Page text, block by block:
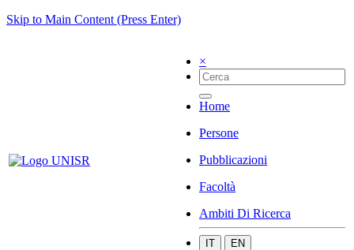
Skip to Main Content (Press Enter)
×
Home
Persone
Pubblicazioni
Facoltà
Ambiti Di Ricerca
IT EN